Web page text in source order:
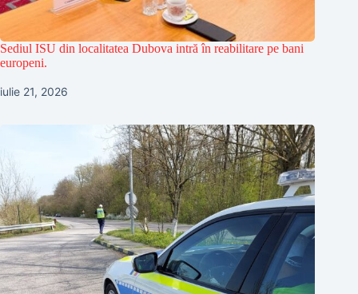
Sediul ISU din localitatea Dubova intră în reabilitare pe bani
europeni.
iulie 21, 2026